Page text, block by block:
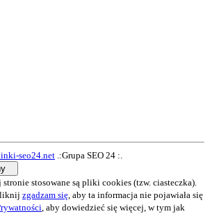
seo24.net .:Grupa SEO 24 :.
stosowane są pliki cookies (tzw. ciasteczka).
zgadzam się , aby ta informacja nie pojawiała się
, aby dowiedzieć się więcej, w tym jak